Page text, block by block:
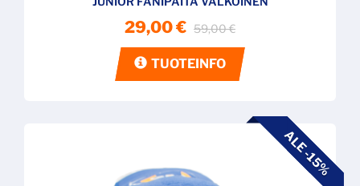
29,00 € 59,00 €
TUOTEINFO
ALE -15%